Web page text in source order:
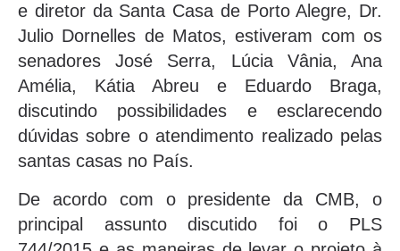
e diretor da Santa Casa de Porto Alegre, Dr.
Julio Dornelles de Matos, estiveram com os
senadores José Serra, Lúcia Vânia, Ana
Amélia, Kátia Abreu e Eduardo Braga,
discutindo possibilidades e esclarecendo
dúvidas sobre o atendimento realizado pelas
santas casas no País.
De acordo com o presidente da CMB, o
principal assunto discutido foi o PLS